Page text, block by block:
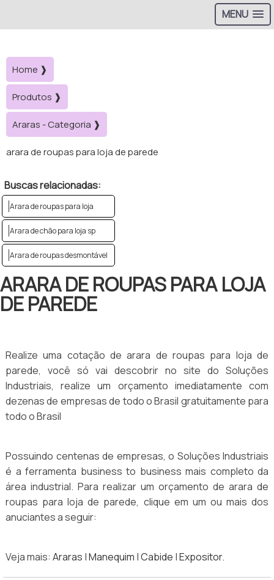
MENU
Home ❱
Produtos ❱
Araras - Categoria ❱
arara de roupas para loja de parede
Buscas relacionadas:
Arara de roupas para loja
Arara de chão para loja sp
Arara de roupas desmontável
ARARA DE ROUPAS PARA LOJA
DE PAREDE
Realize uma cotação de arara de roupas para loja de
parede, você só vai descobrir no site do Soluções
Industriais, realize um orçamento imediatamente com
dezenas de empresas de todo o Brasil gratuitamente para
todo o Brasil
Possuindo centenas de empresas, o Soluções Industriais
é a ferramenta business to business mais completo da
área industrial. Para realizar um orçamento de arara de
roupas para loja de parede, clique em um ou mais dos
anuciantes a seguir:
Veja mais: Araras |Manequim |Cabide |Expositor.